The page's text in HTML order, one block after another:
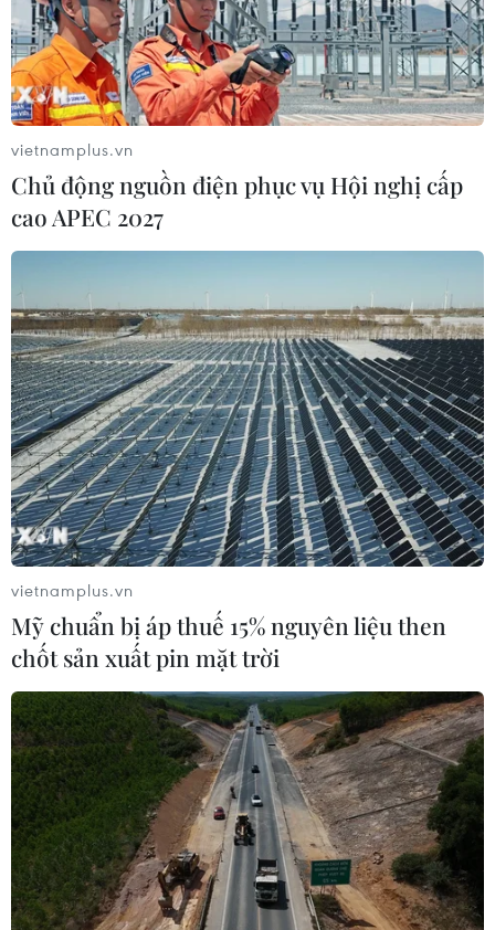
vietnamplus.vn
Chủ động nguồn điện phục vụ Hội nghị cấp
cao APEC 2027
vietnamplus.vn
Mỹ chuẩn bị áp thuế 15% nguyên liệu then
chốt sản xuất pin mặt trời